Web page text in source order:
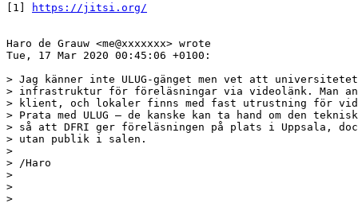
[1]
https://jitsi.org/
Haro de Grauw <me@xxxxxxx> wrote
Tue, 17 Mar 2020 00:45:06 +0100:
> Jag känner inte ULUG-gänget men vet att
> infrastruktur för föreläsningar via videolänk. Man
> klient, och lokaler finns med fast utrustning för
> Prata med ULUG – de kanske kan ta hand om den
> så att DFRI ger föreläsningen på plats i Uppsala,
> utan publik i salen.
>
> /Haro
>
>
>